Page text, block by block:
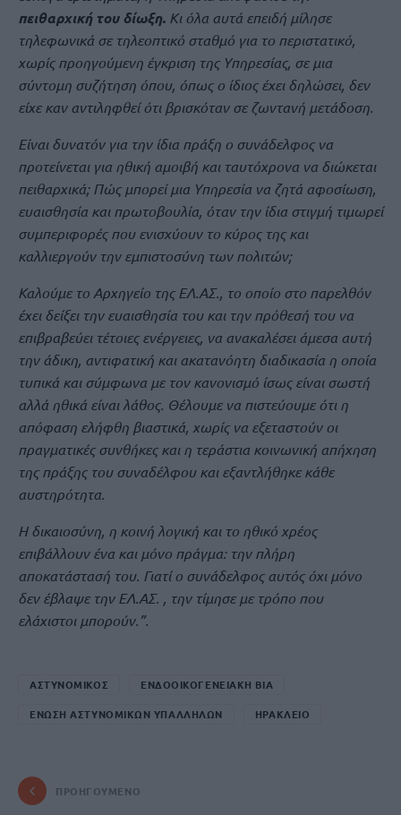
πειθαρχική του δίωξη. Κι όλα αυτά επειδή μίλησε
τηλεφωνικά σε τηλεοπτικό σταθμό για το περιστατικό,
χωρίς προηγούμενη έγκριση της Υπηρεσίας, σε μια
σύντομη συζήτηση όπου, όπως ο ίδιος έχει δηλώσει, δεν
είχε καν αντιληφθεί ότι βρισκόταν σε ζωντανή μετάδοση.
Είναι δυνατόν για την ίδια πράξη ο συνάδελφος να
προτείνεται για ηθική αμοιβή και ταυτόχρονα να διώκεται
πειθαρχικά; Πώς μπορεί μια Υπηρεσία να ζητά αφοσίωση,
ευαισθησία και πρωτοβουλία, όταν την ίδια στιγμή τιμωρεί
συμπεριφορές που ενισχύουν το κύρος της και
καλλιεργούν την εμπιστοσύνη των πολιτών;
Καλούμε το Αρχηγείο της ΕΛ.ΑΣ., το οποίο στο παρελθόν
έχει δείξει την ευαισθησία του και την πρόθεσή του να
επιβραβεύει τέτοιες ενέργειες, να ανακαλέσει άμεσα αυτή
την άδικη, αντιφατική και ακατανόητη διαδικασία η οποία
τυπικά και σύμφωνα με τον κανονισμό ίσως είναι σωστή
αλλά ηθικά είναι λάθος. Θέλουμε να πιστεύουμε ότι η
απόφαση ελήφθη βιαστικά, χωρίς να εξεταστούν οι
πραγματικές συνθήκες και η τεράστια κοινωνική απήχηση
της πράξης του συναδέλφου και εξαντλήθηκε κάθε
αυστηρότητα.
Η δικαιοσύνη, η κοινή λογική και το ηθικό χρέος
επιβάλλουν ένα και μόνο πράγμα: την πλήρη
αποκατάστασή του. Γιατί ο συνάδελφος αυτός όχι μόνο
δεν έβλαψε την ΕΛ.ΑΣ. , την τίμησε με τρόπο που
ελάχιστοι μπορούν.”.
ΑΣΤΥΝΟΜΙΚΟΣ ΕΝΔΟΟΙΚΟΓΕΝΕΙΑΚΗ ΒΙΑ
ΕΝΩΣΗ ΑΣΤΥΝΟΜΙΚΩΝ ΥΠΑΛΛΗΛΩΝ ΗΡΑΚΛΕΙΟ
ΠΡΟΗΓΟΎΜΕΝΟ